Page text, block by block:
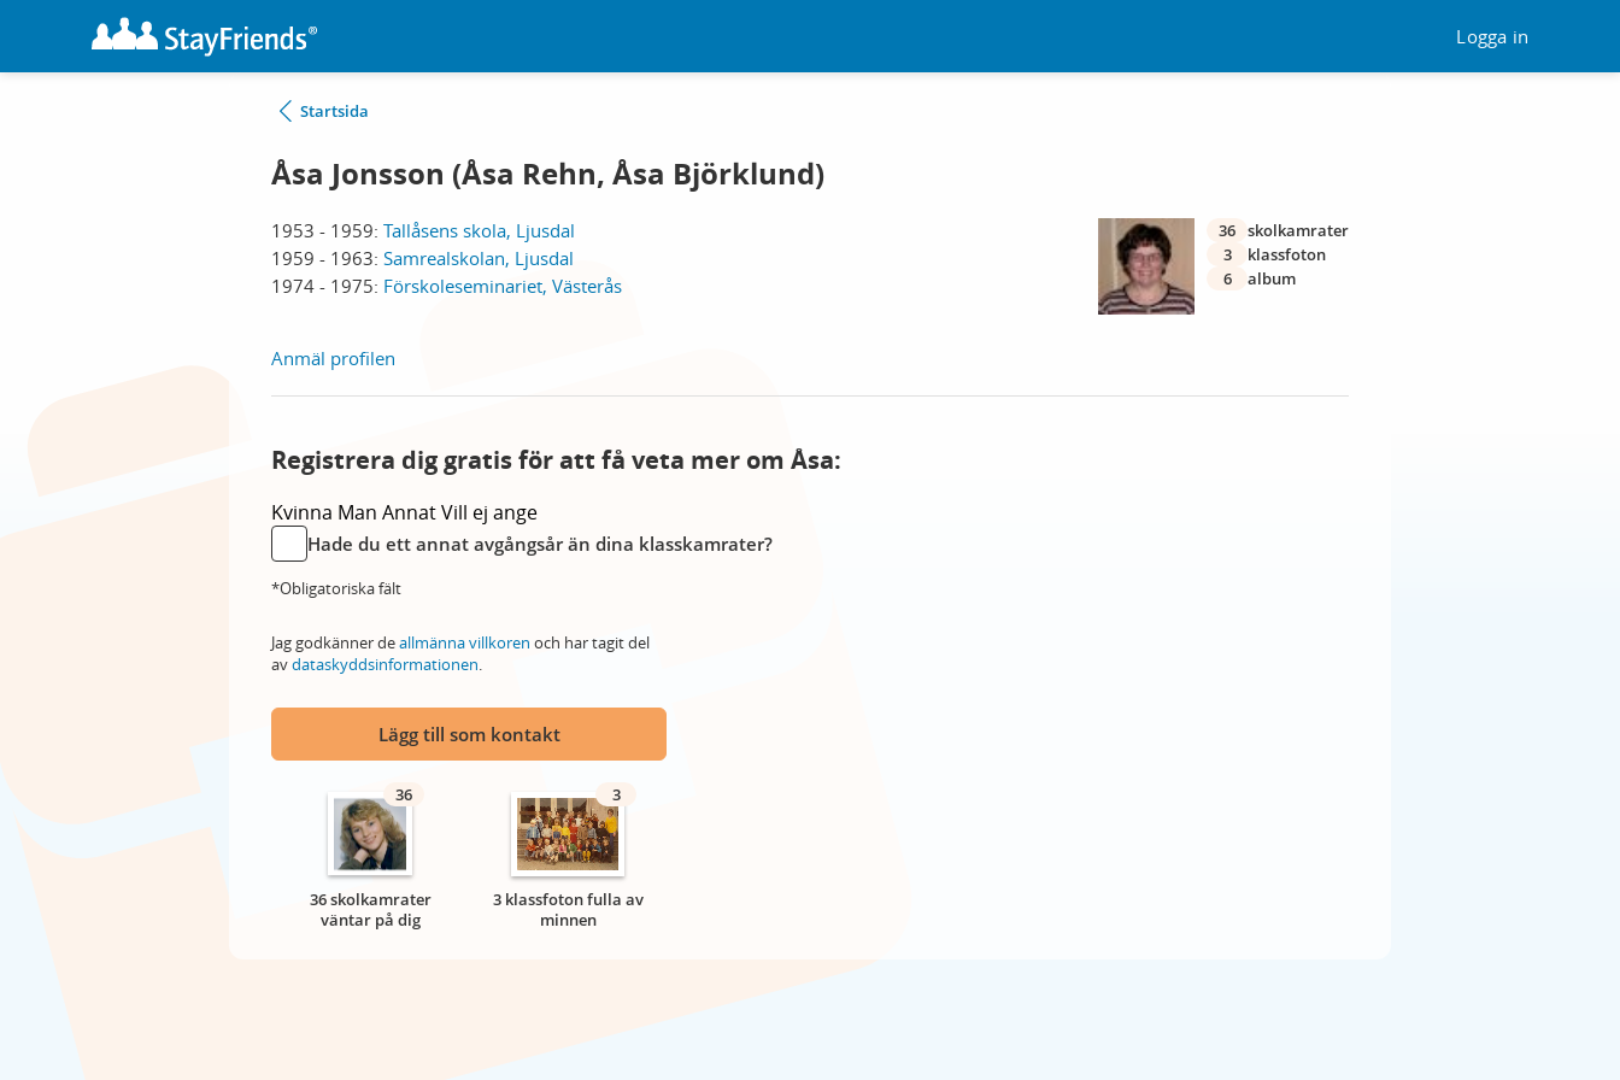
Logga in
Startsida
Åsa Jonsson (Åsa Rehn, Åsa Björklund)
1953 - 1959: Tallåsens skola, Ljusdal
1959 - 1963: Samrealskolan, Ljusdal
1974 - 1975: Förskoleseminariet, Västerås
36 skolkamrater
3
klassfoton
6
album
Anmäl profilen
Registrera dig gratis för att få veta mer om Åsa:
Kvinna Man AnnatVill ej ange
Hade du ett annat avgångsår än dina klasskamrater?
*Obligatoriska fält
Jag godkänner deallmänna villkoren och har tagit del
avdataskyddsinformationen.
Lägg till som kontakt
36
36 skolkamrater
väntar på dig
3
3 klassfoton fulla av
minnen